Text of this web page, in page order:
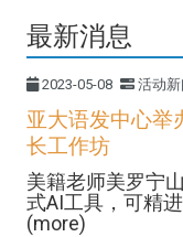
最新消息
2023-05-08 活动新
亚大语发中心举
长工作坊
美籍老师美罗宁
式AI工具，可精
(more)